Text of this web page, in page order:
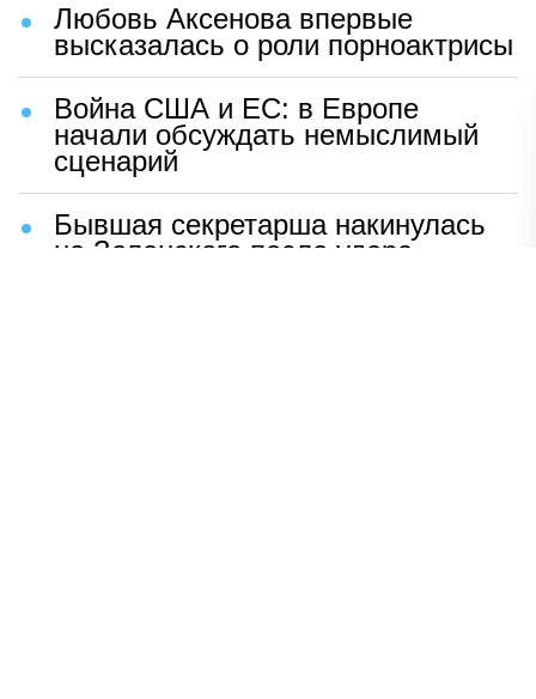
Любовь Аксенова впервые
высказалась о роли порноактрисы
Война США и ЕС: в Европе
начали обсуждать немыслимый
сценарий
Бывшая секретарша накинулась
на Зеленского после удара